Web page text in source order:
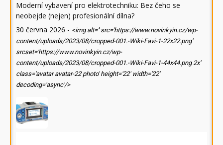
Moderní vybavení pro elektrotechniku: Bez čeho se
neobejde (nejen) profesionální dílna?
30 června 2026 - <img alt='' src='https://www.novinkyin.cz/wp-
content/uploads/2023/08/cropped-001.-Wiki-Favi-1-22x22.png'
srcset='https://www.novinkyin.cz/wp-
content/uploads/2023/08/cropped-001.-Wiki-Favi-1-44x44.png 2x'
class='avatar avatar-22 photo' height='22' width='22'
decoding='async'/>